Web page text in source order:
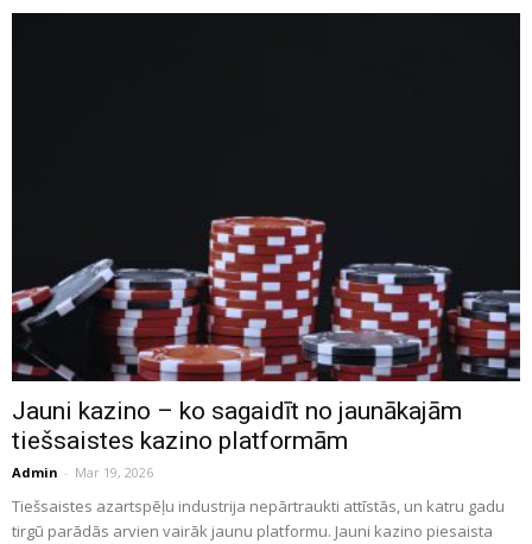
Jauni kazino – ko sagaidīt no jaunākajām
tiešsaistes kazino platformām
Admin - Mar 19, 2026
Tiešsaistes azartspēļu industrija nepārtraukti attīstās, un katru gadu
tirgū parādās arvien vairāk jaunu platformu. Jauni kazino piesaista